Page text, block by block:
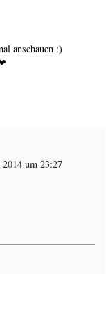
anschauen :)
um 23:27